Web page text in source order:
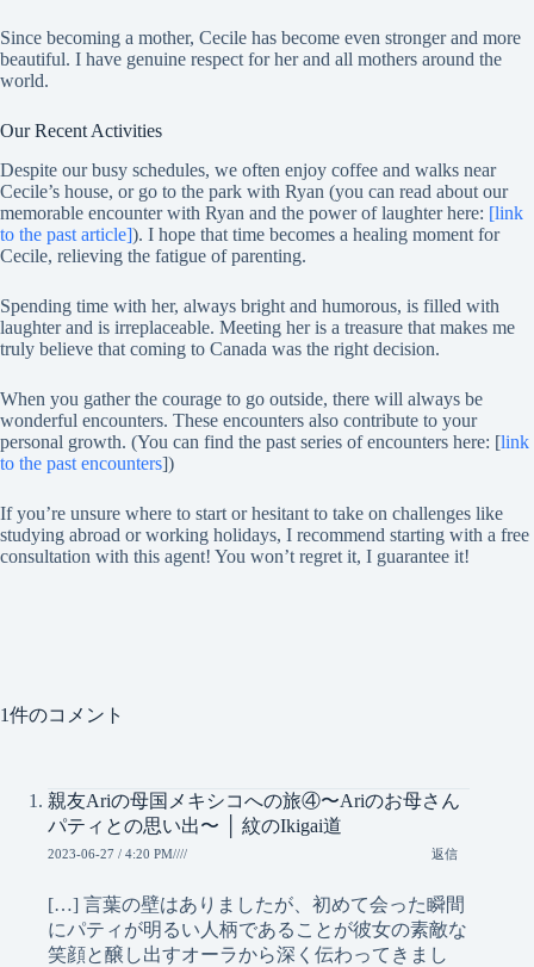
Since becoming a mother, Cecile has become even stronger and more
beautiful. I have genuine respect for her and all mothers around the
world.
Our Recent Activities
Despite our busy schedules, we often enjoy coffee and walks near
Cecile’s house, or go to the park with Ryan (you can read about our
memorable encounter with Ryan and the power of laughter here: [link
to the past article]). I hope that time becomes a healing moment for
Cecile, relieving the fatigue of parenting.
Spending time with her, always bright and humorous, is filled with
laughter and is irreplaceable. Meeting her is a treasure that makes me
truly believe that coming to Canada was the right decision.
When you gather the courage to go outside, there will always be
wonderful encounters. These encounters also contribute to your
personal growth. (You can find the past series of encounters here: [link
to the past encounters])
If you’re unsure where to start or hesitant to take on challenges like
studying abroad or working holidays, I recommend starting with a free
consultation with this agent! You won’t regret it, I guarantee it!
1件のコメント
親友Ariの母国メキシコへの旅④〜Ariのお母さん
パティとの思い出〜 │ 紋のIkigai道
2023-06-27 / 4:20 PM//// 返信
[…] 言葉の壁はありましたが、初めて会った瞬間
にパティが明るい人柄であることが彼女の素敵な
笑顔と醸し出すオーラから深く伝わってきまし